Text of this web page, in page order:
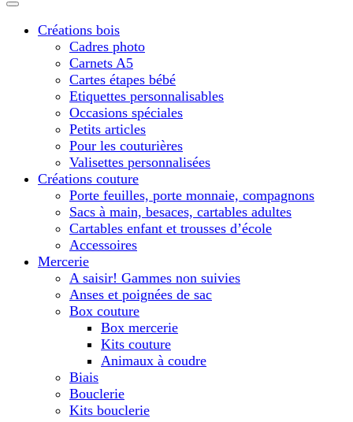
Créations bois
Cadres photo
Carnets A5
Cartes étapes bébé
Etiquettes personnalisables
Occasions spéciales
Petits articles
Pour les couturières
Valisettes personnalisées
Créations couture
Porte feuilles, porte monnaie, compagnons
Sacs à main, besaces, cartables adultes
Cartables enfant et trousses d’école
Accessoires
Mercerie
A saisir! Gammes non suivies
Anses et poignées de sac
Box couture
Box mercerie
Kits couture
Animaux à coudre
Biais
Bouclerie
Kits bouclerie